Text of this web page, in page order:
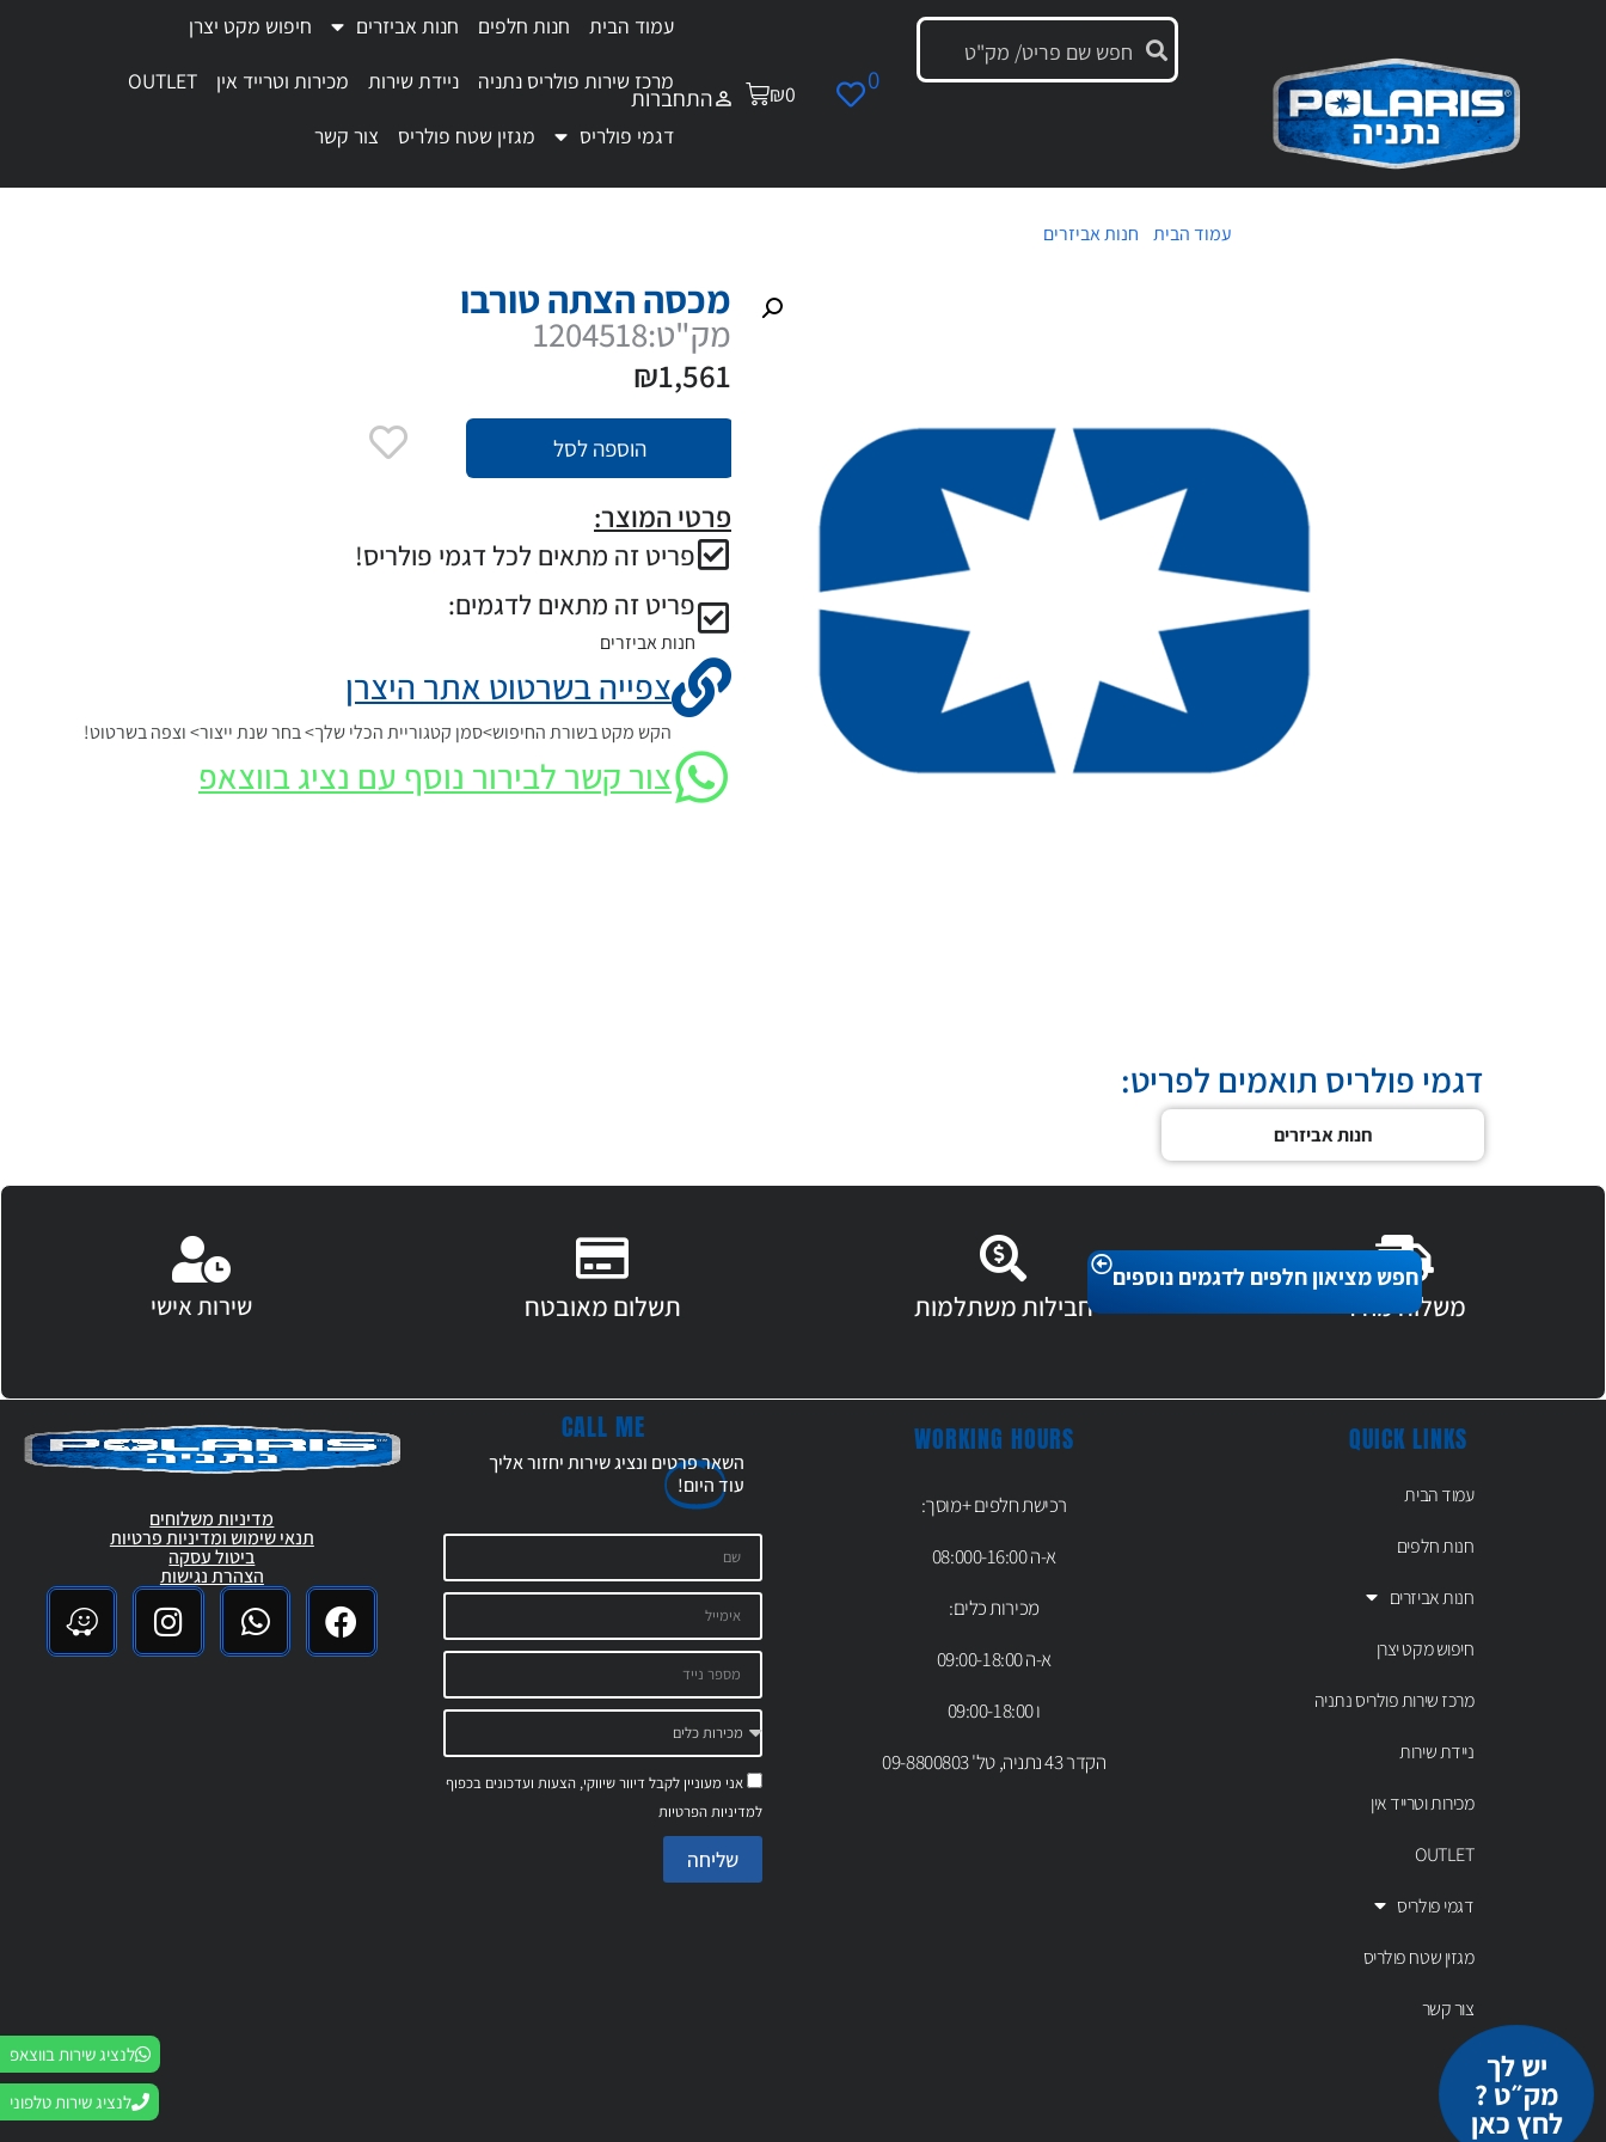
0
₪0 התחברות
עמוד הבית חנות חלפים חנות אביזרים
חיפוש מקט יצרן
מרכז שירות פולריס נתניה
ניידת שירות מכירות וטרייד אין
OUTLET
דגמי פולריס
מגזין שטח פולריס צור קשר
מכסה הצתה טורבו
מק"ט:1204518
₪1,561
הוספה לסל
פרטי המוצר:
פריט זה מתאים לכל דגמי פולריס!
פריט זה מתאים לדגמים:
חנות אביזרים
צפייה בשרטוט אתר היצרן
הקש מקט בשורת החיפוש>סמן קטגוריית הכלי שלך> בחר שנת ייצור> וצפה בשרטוט!
צור קשר לבירור נוסף עם נציג בווצאפ
חפש מציאון חלפים לדגמים נוספים
עמוד הבית/ חנות אביזרים
דגמי פולריס תואמים לפריט:
חנות אביזרים
משלוח מהיר חבילות משתלמות תשלום מאובטח שירות אישי
QUICK LINKS
עמוד הבית
חנות חלפים
חנות אביזרים
חיפוש מקט יצרן
מרכז שירות פולריס נתניה
ניידת שירות
מכירות וטרייד אין
OUTLET
דגמי פולריס
מגזין שטח פולריס
צור קשר
יש לך
מק״ט ?
לחץ כאן
WORKING HOURS
רכישת חלפים +מוסך:
א-ה 08:000-16:00
מכירות כלים:
א-ה 09:00-18:00
ו 09:00-18:00
הקדר 43 נתניה, טל' 09-8800803
CALL ME
השאר פרטים ונציג שירות יחזור אליך
עודהיום!
אני מעוניין לקבל דיוור שיווקי, הצעות ועדכונים בכפוף
למדיניות הפרטיות
שליחה
לנציג שירות בווצאפ
לנציג שירות טלפוני
מדיניות משלוחים
תנאי שימוש ומדיניות פרטיות
ביטול עסקה
הצהרת נגישות